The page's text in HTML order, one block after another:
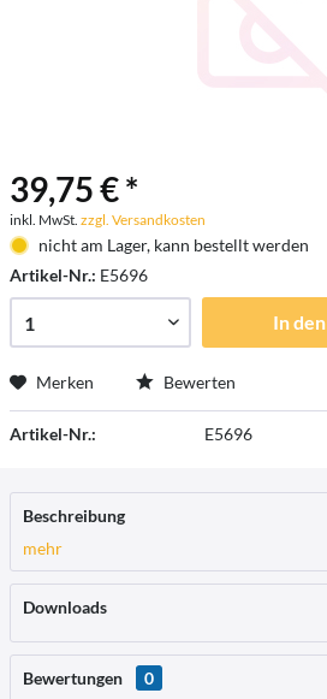
39,75 € *
inkl. MwSt. zzgl. Versandkosten
nicht am Lager, kann bestellt werden
Artikel-Nr.: E5696
In den
Merken Bewerten
Artikel-Nr.: E5696
Beschreibung
mehr
Downloads
Bewertungen
0